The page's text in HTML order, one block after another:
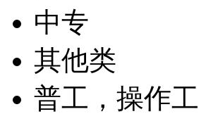
中专
其他类
普工，操作工